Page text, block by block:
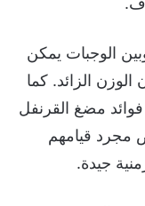
الوجبات يمكن
الزائد. كما
مضغ القرنفل
مجرد قيامهم
جيدة.